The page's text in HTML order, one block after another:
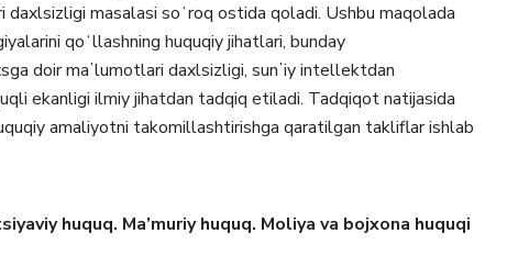
masalasi soʻroq ostida qoladi. Ushbu maqolada
qoʻllashning huquqiy jihatlari, bunday
doir maʼlumotlari daxlsizligi, sunʼiy intellektdan
ekanligi ilmiy jihatdan tadqiq etiladi. Tadqiqot natijasida
amaliyotni takomillashtirishga qaratilgan takliflar ishlab
huquq. Ma’muriy huquq. Moliya va bojxona huquqi